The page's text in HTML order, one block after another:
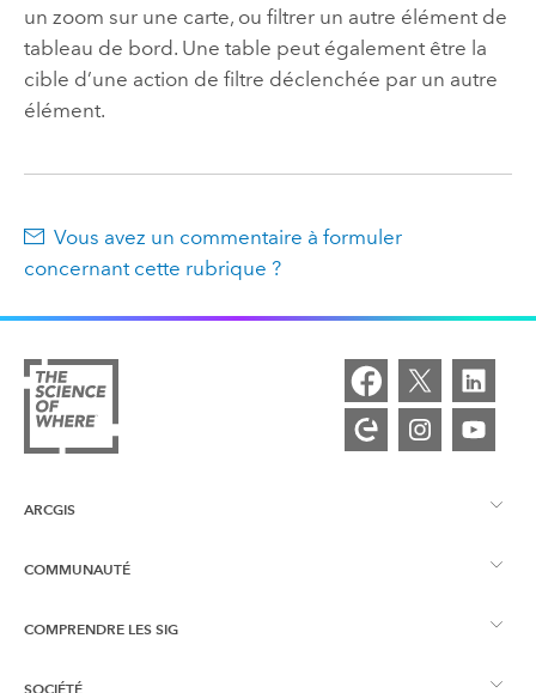
un zoom sur une carte, ou filtrer un autre élément de
tableau de bord. Une table peut également être la
cible d’une action de filtre déclenchée par un autre
élément.
Vous avez un commentaire à formuler
concernant cette rubrique ?
ARCGIS
Vue d’ensemble d’ArcGIS
Cartographie
COMMUNAUTÉ
Esri Community
COMPRENDRE LES SIG
SOCIÉTÉ